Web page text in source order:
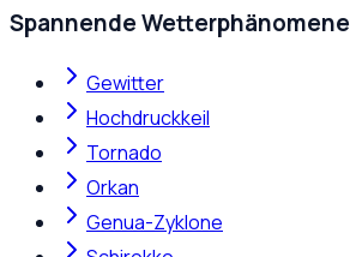
Spannende Wetterphänomene
Gewitter
Hochdruckkeil
Tornado
Orkan
Genua-Zyklone